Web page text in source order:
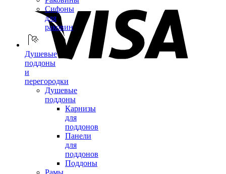
Сифоны
для
раковин
Душевые
поддоны
и
перегородки
Душевые
поддоны
Карнизы
для
поддонов
Панели
для
поддонов
Поддоны